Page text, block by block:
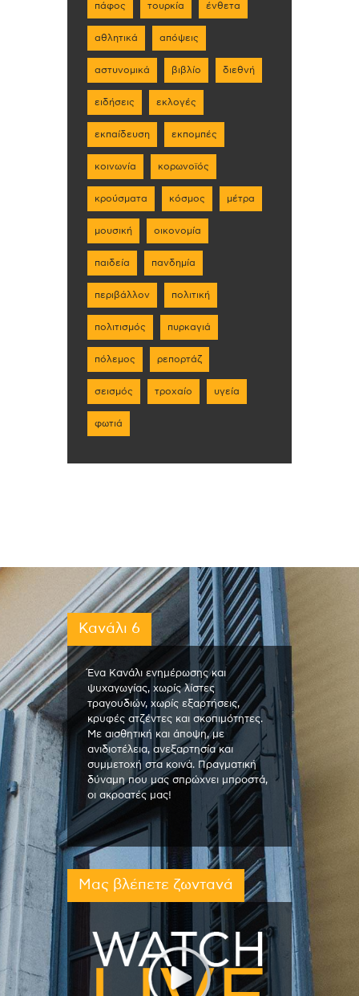
πάφος τουρκία ένθετα
αθλητικά απόψεις
αστυνομικά βιβλίο διεθνή
ειδήσεις εκλογές
εκπαίδευση εκπομπές
κοινωνία κορωνοϊός
κρούσματα κόσμος μέτρα
μουσική οικονομία
παιδεία πανδημία
περιβάλλον πολιτική
πολιτισμός πυρκαγιά
πόλεμος ρεπορτάζ
σεισμός τροχαίο υγεία
φωτιά
Κανάλι 6
Ένα Κανάλι ενημέρωσης και
ψυχαγωγίας, χωρίς λίστες
τραγουδιών, χωρίς εξαρτήσεις,
κρυφές ατζέντες και σκοπιμότητες.
Με αισθητική και άποψη, με
ανιδιοτέλεια, ανεξαρτησία και
συμμετοχή στα κοινά. Πραγματική
δύναμη που μας σπρώχνει μπροστά,
οι ακροατές μας!
Μας βλέπετε ζωντανά